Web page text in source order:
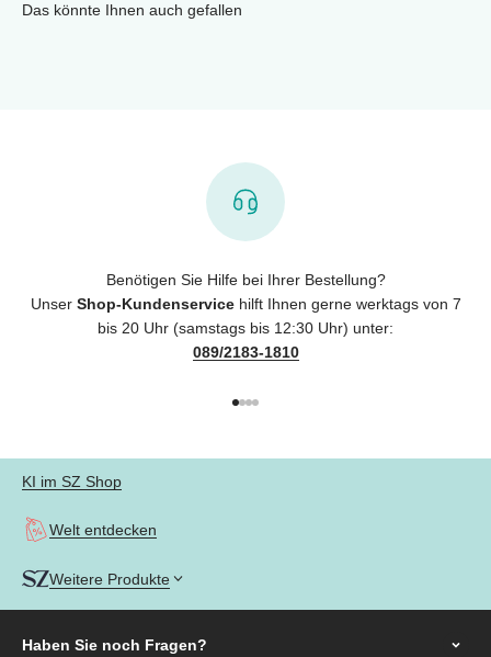
Das könnte Ihnen auch gefallen
Benötigen Sie Hilfe bei Ihrer Bestellung?
Unser Shop-Kundenservicehilft Ihnen gerne werktags von 7
bis 20 Uhr (samstags bis 12:30 Uhr) unter:
089/2183-1810
KI im SZ Shop
Welt entdecken
Weitere Produkte
Haben Sie noch Fragen?